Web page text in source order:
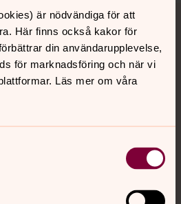
är nödvändiga för att
Här finns också kakor för
din användarupplevelse,
för marknadsföring och när vi
Läs mer om våra